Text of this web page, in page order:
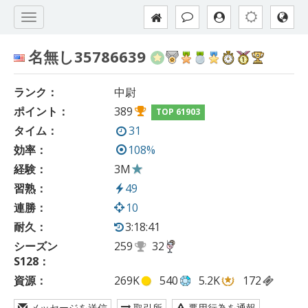
名無し35786639
ランク：
中尉
ポイント：
389 TOP 61903
タイム：
31
効率：
108%
経験：
3M
習熟：
49
連勝：
10
耐久：
3:18:41
シーズン
S128：
259 32
資源： 269K 540 5.2K 172